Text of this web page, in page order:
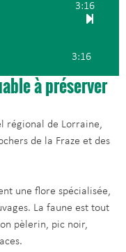
3:16
3:16
à préserver
régional de Lorraine,
de la Fraze et des
une flore spécialisée,
La faune est tout
pèlerin, pic noir,